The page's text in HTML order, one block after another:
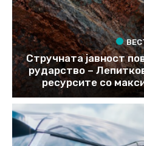
Стручната јавност
рударство –
ресурсите со